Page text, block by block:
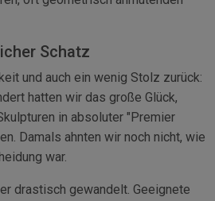
Schatz
und auch ein wenig Stolz zurück:
hatten wir das große Glück,
in absoluter "Premier
Damals ahnten wir noch nicht, wie
war.
drastisch gewandelt. Geeignete